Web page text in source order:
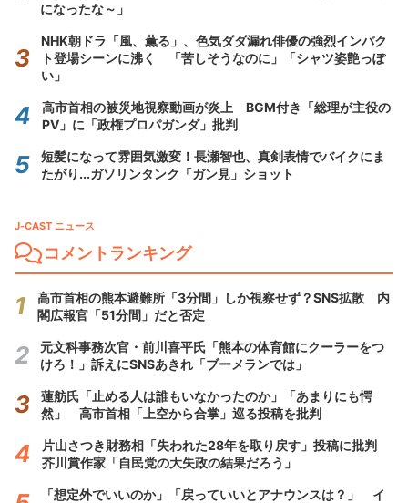
になったな～」
NHK朝ドラ「風、薫る」、色気ダダ漏れ俳優の強烈インパク
ト登場シーンに沸く 「苦しそうなのに」「シャツ姿艶っぽ
い」
高市首相の被災地視察動画が炎上 BGM付き「総理が主役の
PV」に「政権プロパガンダ」批判
短髪になって雰囲気激変！長瀬智也、真剣表情でバイクにま
たがり...ガソリンタンク「ガン見」ショット
J-CAST ニュース
コメントランキング
高市首相の熊本避難所「3分間」しか視察せず？SNS拡散 内
閣広報官「51分間」だと否定
元文科事務次官・前川喜平氏「熊本の体育館にクーラーをつ
けろ！」訴えにSNSあきれ「ブーメランでは」
蓮舫氏「止める人は誰もいなかったのか」「あまりにも愕
然」 高市首相「上空から合掌」巡る投稿を批判
片山さつき財務相「失われた28年を取り戻す」投稿に批判
芥川賞作家「自民党の大失政の結果だろう」
「想定外でいいのか」「戻っていいとアナウンスは？」 イ